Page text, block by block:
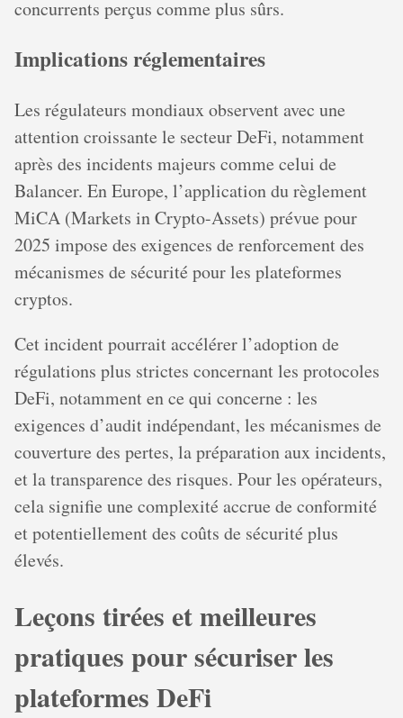
concurrents perçus comme plus sûrs.
Implications réglementaires
Les régulateurs mondiaux observent avec une
attention croissante le secteur DeFi, notamment
après des incidents majeurs comme celui de
Balancer. En Europe, l’application du règlement
MiCA (Markets in Crypto-Assets) prévue pour
2025 impose des exigences de renforcement des
mécanismes de sécurité pour les plateformes
cryptos.
Cet incident pourrait accélérer l’adoption de
régulations plus strictes concernant les protocoles
DeFi, notamment en ce qui concerne : les
exigences d’audit indépendant, les mécanismes de
couverture des pertes, la préparation aux incidents,
et la transparence des risques. Pour les opérateurs,
cela signifie une complexité accrue de conformité
et potentiellement des coûts de sécurité plus
élevés.
Leçons tirées et meilleures
pratiques pour sécuriser les
plateformes DeFi